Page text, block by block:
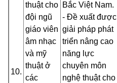
10.
thuật cho
đội ngũ
giáo viên
âm nhạc
và mỹ
thuật ở
các
Bắc Việt Nam.
- Đề xuất được
giải pháp phát
triển nâng cao
năng lực
chuyên môn
nghệ thuật cho